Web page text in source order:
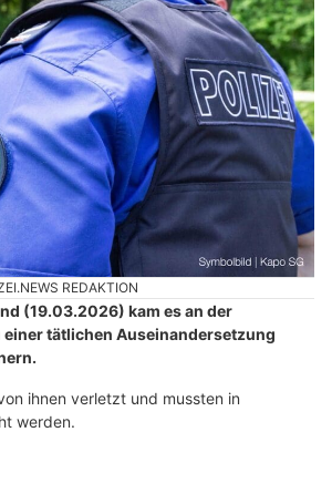
REDAKTION
(19.03.2026) kam es an der
tätlichen Auseinandersetzung
ihnen verletzt und mussten in
werden.